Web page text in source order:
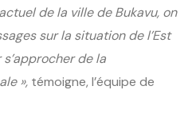
de la ville de Bukavu, on
sur la situation de l’Est
de la
», témoigne, l’équipe de